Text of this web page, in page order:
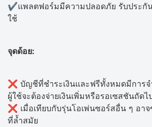
✔️แพลตฟอร์มมีความปลอดภัย รับประกั
ใช้
จุดด้อย:
❌ บัญชีที่ชำระเงินและฟรีทั้งหมดมีการ
ผู้ใช้จะต้องจ่ายเงินเพิ่มหรือรอเซสชันถัดไ
❌ เมื่อเทียบกับรุ่นโอเพ่นซอร์สอื่น ๆ อา
ที่ล้ำสมัย